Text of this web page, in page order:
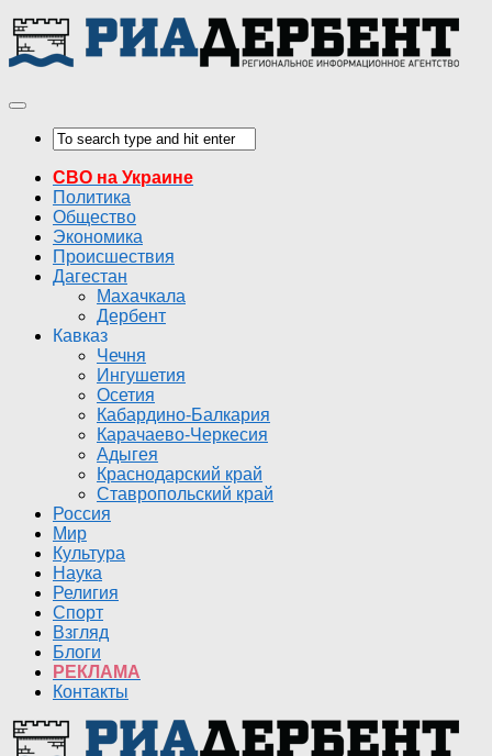
СВО на Украине
Политика
Общество
Экономика
Происшествия
Дагестан
Махачкала
Дербент
Кавказ
Чечня
Ингушетия
Осетия
Кабардино-Балкария
Карачаево-Черкесия
Адыгея
Краснодарский край
Ставропольский край
Россия
Мир
Культура
Наука
Религия
Спорт
Взгляд
Блоги
РЕКЛАМА
Контакты